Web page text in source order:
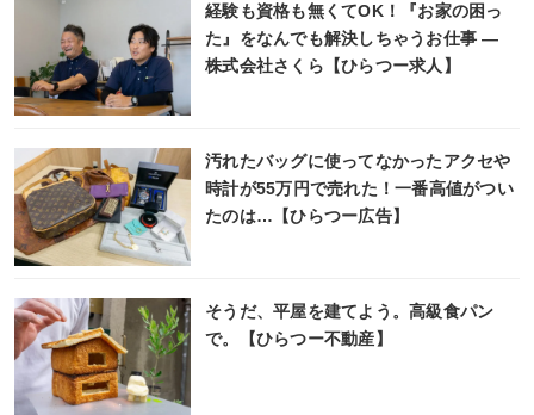
経験も資格も無くてOK！『お家の困っ
た』をなんでも解決しちゃうお仕事 ―
株式会社さくら【ひらつー求人】
汚れたバッグに使ってなかったアクセや
時計が55万円で売れた！一番高値がつい
たのは…【ひらつー広告】
そうだ、平屋を建てよう。高級食パン
で。【ひらつー不動産】